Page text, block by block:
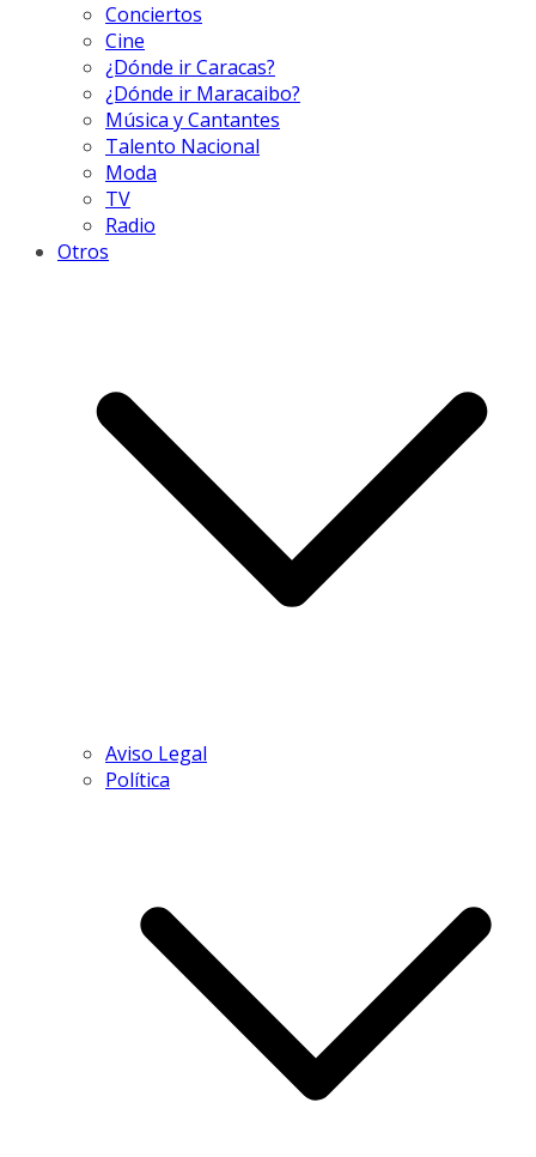
Conciertos
Cine
¿Dónde ir Caracas?
¿Dónde ir Maracaibo?
Música y Cantantes
Talento Nacional
Moda
TV
Radio
Otros
Aviso Legal
Política